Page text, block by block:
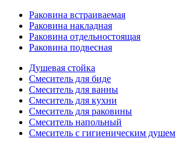
Раковина встраиваемая
Раковина накладная
Раковина отдельностоящая
Раковина подвесная
Душевая стойка
Смеситель для биде
Смеситель для ванны
Смеситель для кухни
Смеситель для раковины
Смеситель напольный
Смеситель с гигиеническим душем